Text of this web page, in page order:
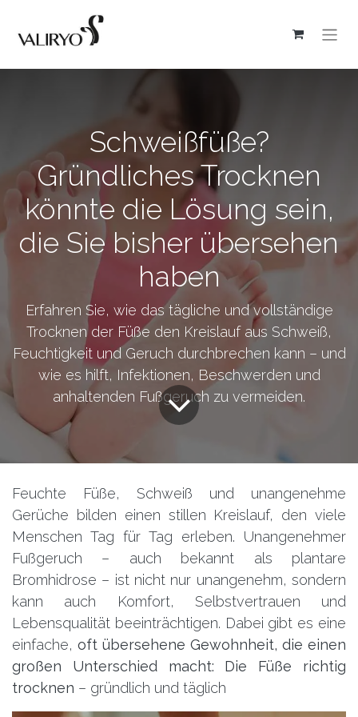
Schweißfüße?
Gründliches Trocknen
könnte die Lösung sein,
die Sie bisher übersehen
haben
Erfahren Sie, wie das tägliche und vollständige
Trocknen der Füße den Kreislauf aus Schweiß,
Feuchtigkeit und Geruch durchbrechen kann – und
wie es hilft, Infektionen, Beschwerden und
anhaltenden Fußgeruch zu vermeiden.
Feuchte Füße, Schweiß und unangenehme
Gerüche bilden einen stillen Kreislauf, den viele
Menschen Tag für Tag erleben. Unangenehmer
Fußgeruch – auch bekannt als plantare
Bromhidrose – ist nicht nur unangenehm, sondern
kann auch Komfort, Selbstvertrauen und
Lebensqualität beeinträchtigen. Dabei gibt es eine
einfache, oft übersehene Gewohnheit, die einen
großen Unterschied macht: Die Füße richtig
trocknen – gründlich und täglich